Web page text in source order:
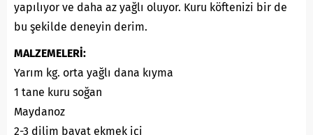
yapılıyor ve daha az yağlı oluyor. Kuru köftenizi bir de
bu şekilde deneyin derim.
MALZEMELERİ:
Yarım kg. orta yağlı dana kıyma
1 tane kuru soğan
Maydanoz
2-3 dilim bayat ekmek içi